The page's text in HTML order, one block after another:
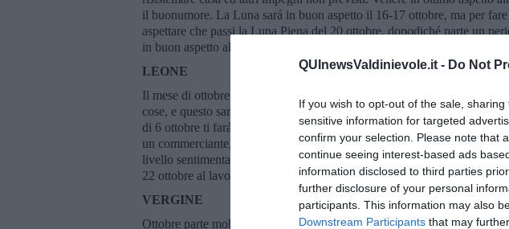
QUInewsValdinievole.it - Do Not
If you wish to opt-out of the sale,
sensitive information for targeted
confirm your selection. Please note that
continue seeing interest-based ads
information disclosed to third parties
further disclosure of your personal
participants. This information may also
Downstream Participants that may
il buonumore. La Luna sará in buon aspetto il 16-17 ottobre, ma per
aspettare che passi la Luna Piena del 20 ottobre, dopodiché parte un
in buon aspetto al tuo segno. L’ultimo giorno del mese sará molto
LEONE
Il mese di ottobre parte con la Luna nel tuo segno, con ben due pianeti
cose, e questo sará possibile, con la diplomazia, con i pianeti in
di 6 ottobre ti fará venire un’idea nuova nel lavoro, potrebbe trattarsi di
un commerciante, di un viaggio a breve raggio, o altre forme di
livello sentimentale i giorni migliori verranno dopo il 6 ottobre, quando
22 ottobre al lavoro cose impreviste, ultimi due-tre giorni del mese
VERGINE
Ottobre parte molto bene, sarai concentrato ad organizzare meglio il tuo